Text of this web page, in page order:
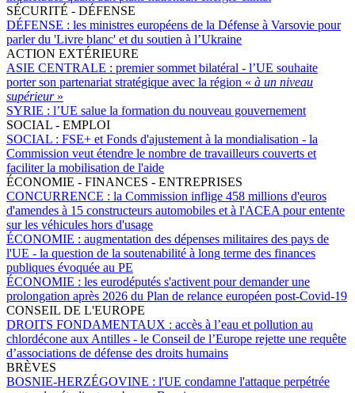
SÉCURITÉ - DÉFENSE
DÉFENSE : les ministres européens de la Défense à Varsovie pour
parler du 'Livre blanc' et du soutien à l’Ukraine
ACTION EXTÉRIEURE
ASIE CENTRALE : premier sommet bilatéral - l’UE souhaite
porter son partenariat stratégique avec la région « à un niveau
supérieur»
SYRIE : l’UE salue la formation du nouveau gouvernement
SOCIAL - EMPLOI
SOCIAL : FSE+ et Fonds d'ajustement à la mondialisation - la
Commission veut étendre le nombre de travailleurs couverts et
faciliter la mobilisation de l'aide
ÉCONOMIE - FINANCES - ENTREPRISES
CONCURRENCE : la Commission inflige 458 millions d'euros
d'amendes à 15 constructeurs automobiles et à l'ACEA pour entente
sur les véhicules hors d'usage
ÉCONOMIE : augmentation des dépenses militaires des pays de
l'UE - la question de la soutenabilité à long terme des finances
publiques évoquée au PE
ÉCONOMIE : les eurodéputés s'activent pour demander une
prolongation après 2026 du Plan de relance européen post-Covid-19
CONSEIL DE L'EUROPE
DROITS FONDAMENTAUX : accès à l’eau et pollution au
chlordécone aux Antilles - le Conseil de l’Europe rejette une requête
d’associations de défense des droits humains
BRÈVES
BOSNIE-HERZÉGOVINE : l'UE condamne l'attaque perpétrée